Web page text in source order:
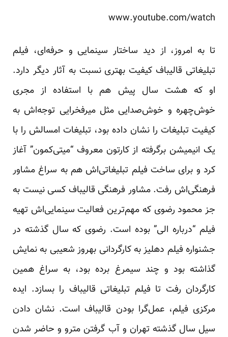
www.youtube.com/watch
تا به امروز، از دید ساختار سینمایی و حرفه‌ای، فیلم
تبلیغاتی قالیباف کیفیت بهتری نسبت به آثار دیگر دارد.
او که هشت سال پیش هم با استفاده از مجری
خوش‌چهره و خوش‌صدایی مثل میرفخرایی توجه‌اش به
کیفیت تبلیغات را نشان داده بود، تبلیغات امسالش را با
یک انیمیشن برگرفته از کارتون معروف “میتی‌کمون” آغاز
کرد و برای ساخت فیلم تبلیغاتی‌اش هم به سراغ مشاور
فرهنگی‌اش رفت. مشاور فرهنگی قالیباف کسی نیست به
جز محمود رضوی که مهم‌ترین فعالیت سینمایی‌اش تهیه
فیلم “درباره الی” بوده است. رضوی که سال گذشته در
جشنواره فیلم دهلیز به کارگردانی بهروز شعیبی به نمایش
گذاشته بود و چند سیمرغ برده بود، به سراغ همین
کارگردان رفت تا فیلم تبلیغاتی قالیباف را بسازد. ایده
مرکزی فیلم، عمل‌گرا بودن قالیباف است. نشان دادن
سیل سال گذشته تهران و آب گرفتن مترو و حاضر شدن